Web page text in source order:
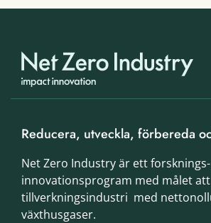
Reducera, utveckla, förbereda
Net Zero Industry är ett
innovationsprogram med målet
tillverkningsindustri med
växthusgaser.